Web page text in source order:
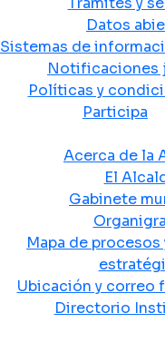
Datos
Sistemas de
Notificaciones
Políticas y
Participa
Acerca de la
El
Gabinete
Mapa de
Ubicación y correo
Directorio